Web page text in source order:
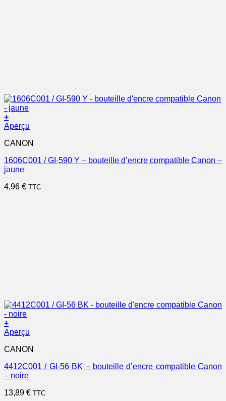
+
Aperçu
CANON
1606C001 / GI-590 Y – bouteille d’encre compatible Canon –
jaune
4,96 € TTC
+
Aperçu
CANON
4412C001 / GI-56 BK – bouteille d’encre compatible Canon
– noire
13,89 € TTC